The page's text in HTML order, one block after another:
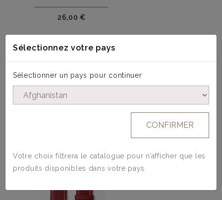
Prix
26,00 €
4 AUTRES PRODUITS DANS LA MÊME
CATÉGORIE :
Sélectionnez votre pays
Sélectionner un pays pour continuer
CONFIRMER
Votre choix filtrera le catalogue pour n’afficher que les
produits disponibles dans votre pays.